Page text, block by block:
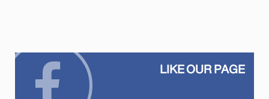
LIKE OUR PAGE